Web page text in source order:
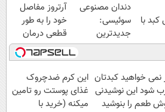
با
تا
دندان مصنوعی
سوئیسی:
جدیدترین
فناوری اروپا،
سبک و مقاوم |
پرداخت قسطی
آرتروز مفاصل
خود را به طور
قطعی درمان
کنید!
◗پرسش‌نامه◖
نمی خواهید کبدتان
شود این نوشیدنی
طعم را بنوشید
این کرم ضدچروک
غذای پوستت رو تامین
میکنه (خرید با